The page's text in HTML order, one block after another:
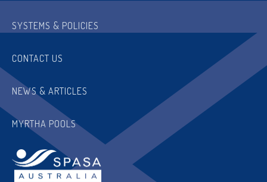
SYSTEMS & POLICIES
CONTACT US
NEWS & ARTICLES
MYRTHA POOLS